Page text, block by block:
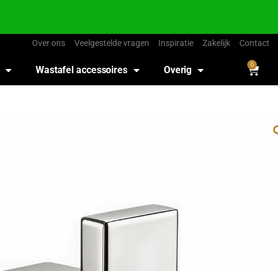
Over ons Veelgestelde vragen Inspiratie Zakelijk Contact
Wastafel accessoires Overig 0